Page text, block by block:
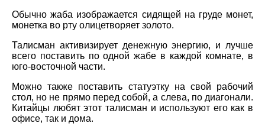
Обычно жаба изображается сидящей на груде монет,
монетка во рту олицетворяет золото.
Талисман активизирует денежную энергию, и лучше
всего поставить по одной жабе в каждой комнате, в
юго-восточной части.
Можно также поставить статуэтку на свой рабочий
стол, но не прямо перед собой, а слева, по диагонали.
Китайцы любят этот талисман и используют его как в
офисе, так и дома.